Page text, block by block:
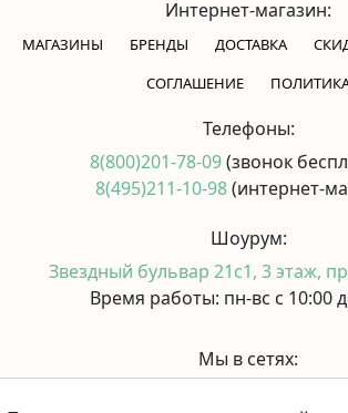
Интернет-магазин:
МАГАЗИНЫ БРЕНДЫ ДОСТАВКА
CОГЛАШЕНИЕ
Телефоны:
8(800)201-78-09(звонок
8(495)211-10-98(интернет-
Шоурум:
Звездный бульвар 21с1, 3 этаж,
Время работы: пн-вс с 10:00
Мы в сетях: